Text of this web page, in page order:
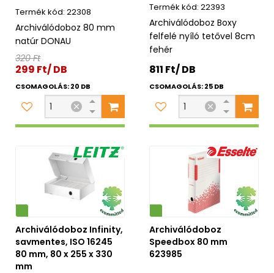
22308
Archiválódoboz 80 mm
natúr DONAU
320 Ft
299 Ft/ DB
CSOMAGOLÁS: 20 DB
22393
Archiválódoboz Boxy
felfelé nyíló tetővel 8cm
fehér
811 Ft/ DB
CSOMAGOLÁS: 25 DB
Archiválódoboz Infinity,
savmentes, ISO 16245
80 mm, 80 x 255 x 330
mm
Környezetbarát
Archiválódoboz
Speedbox 80 mm
623985